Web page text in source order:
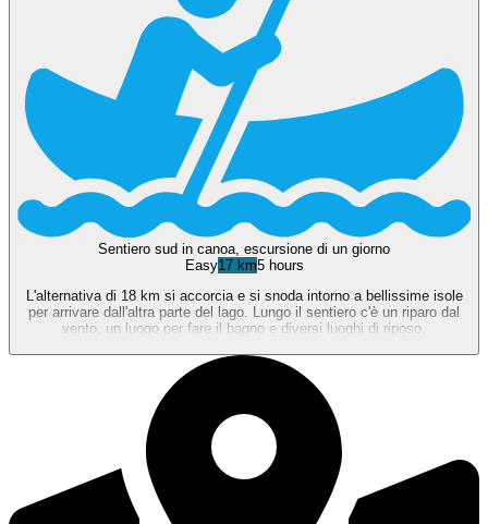
Sentiero sud in canoa, escursione di un giorno
Easy17 km5 hours
L'alternativa di 18 km si accorcia e si snoda intorno a bellissime isole
per arrivare dall'altra parte del lago. Lungo il sentiero c'è un riparo dal
vento, un luogo per fare il bagno e diversi luoghi di riposo.